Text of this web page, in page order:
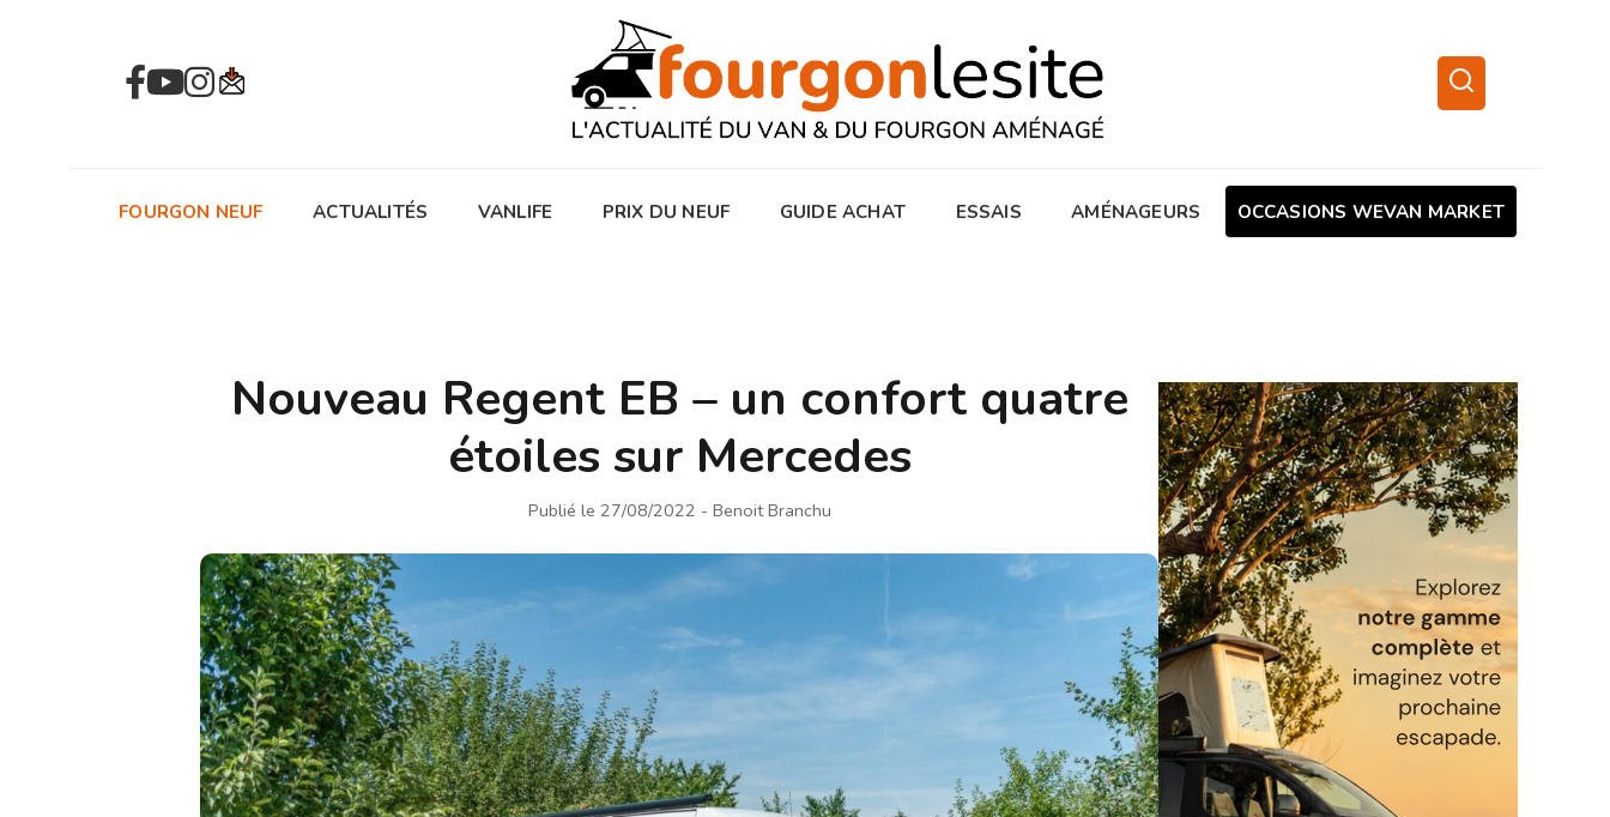
FOURGON NEUF ACTUALITÉS VANLIFE PRIX DU NEUF GUIDE ACHAT ESSAIS AMÉNAGEURS OCCASIONS WEVAN MARKET
Nouveau Regent EB – un confort quatre
étoiles sur Mercedes
Publié le 27/08/2022 - Benoit Branchu